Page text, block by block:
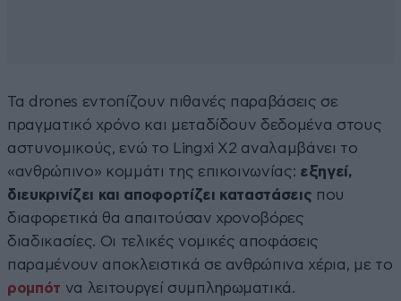
Τα drones εντοπίζουν πιθανές παραβάσεις σε
πραγματικό χρόνο και μεταδίδουν δεδομένα στους
αστυνομικούς, ενώ το Lingxi X2 αναλαμβάνει το
«ανθρώπινο» κομμάτι της επικοινωνίας: εξηγεί,
διευκρινίζει και αποφορτίζει καταστάσεις που
διαφορετικά θα απαιτούσαν χρονοβόρες
διαδικασίες. Οι τελικές νομικές αποφάσεις
παραμένουν αποκλειστικά σε ανθρώπινα χέρια, με το
ρομπότ να λειτουργεί συμπληρωματικά.